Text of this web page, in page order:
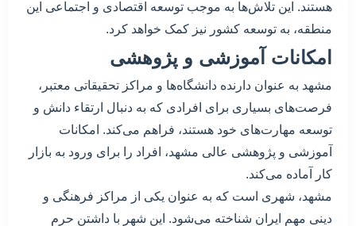
هستند. این تلاش‌ها به موجب توسعه اقتصادی و اجتماعی این
منطقه، به توسعه کشور نیز کمک خواهد کرد.
امکانات آموزشی و پژوهشی
مشهد به عنوان دارنده دانشگاه‌ها و مراکز تحقیقاتی معتبر،
فرصت‌های بسیاری برای افرادی که به دنبال ارتقاء دانش و
توسعه مهارت‌های خود هستند، فراهم می‌کند. امکانات
آموزشی و پژوهشی عالی مشهد، افراد را برای ورود به بازار
کار آماده می‌کند.
مشهد، شهری است که به عنوان یکی از مراکز فرهنگی و
دینی مهم ایران شناخته می‌شود. این شهر با داشتن حرم